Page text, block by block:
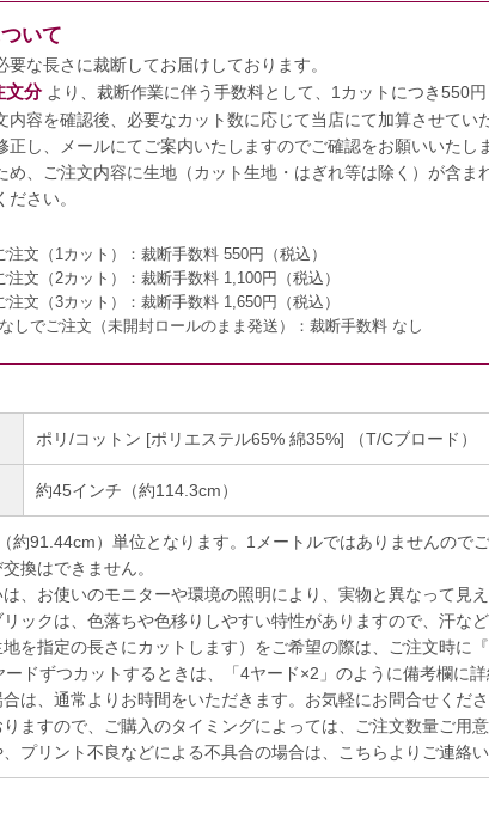
いて
要な長さに裁断してお届けしております。
文分より、裁断作業に伴う手数料として、1カットにつき550円
内容を確認後、必要なカット数に応じて当店にて加算させてい
正し、メールにてご案内いたしますのでご確認をお願いいたし
め、ご注文内容に生地（カット生地・はぎれ等は除く）が含ま
さい。
注文（1カット）： 裁断手数料 550円（税込）
注文（2カット）： 裁断手数料 1,100円（税込）
注文（3カット）： 裁断手数料 1,650円（税込）
しでご注文（未開封ロールのまま発送）： 裁断手数料 なし
ポリ/コットン [ポリエステル65% 綿35%] （T/Cブロード）
約45インチ（約114.3cm）
約91.44cm）単位となります。1メートルではありませんのでご
換はできません。
は、お使いのモニターや環境の照明により、実物と異なって見
リックは、色落ちや色移りしやすい特性がありますので、汗な
地を指定の長さにカットします）をご希望の際は、ご注文時に
ドずつカットするときは、「4ヤード×2」のように備考欄に詳
合は、通常よりお時間をいただきます。お気軽にお問合せくださ
りますので、ご購入のタイミングによっては、ご注文数量ご用
、プリント不良などによる不具合の場合は、こちらよりご連絡い